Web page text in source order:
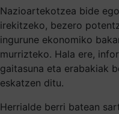
Nazioartekotzea bide
irekitzeko, bezero
ingurune ekonomiko
murrizteko. Hala ere,
gaitasuna eta erabakiak
eskatzen ditu.
Herrialde berri batean